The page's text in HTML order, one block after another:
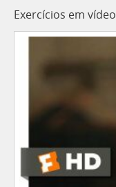
Exercícios em vídeo